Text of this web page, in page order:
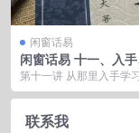
闲窗话易
闲窗话易 十一、入
老师的作用
第十一讲 从那里入手学
命法、道内子平和江湖
八字大致的分类...
联系我